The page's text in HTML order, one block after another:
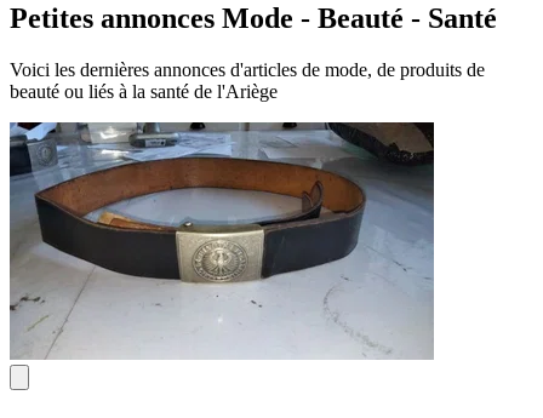
Petites annonces Mode - Beauté - Santé
Voici les dernières annonces d'articles de mode, de produits de
beauté ou liés à la santé de l'Ariège